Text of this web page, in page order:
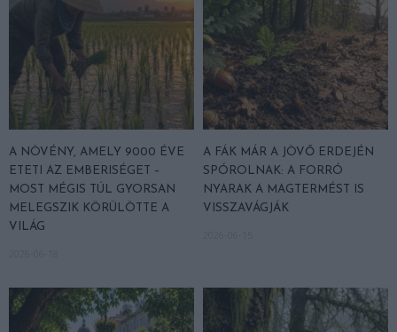
A NÖVÉNY, AMELY 9000 ÉVE
ETETI AZ EMBERISÉGET –
MOST MÉGIS TÚL GYORSAN
MELEGSZIK KÖRÜLÖTTE A
VILÁG
A FÁK MÁR A JÖVŐ ERDEJÉN
SPÓROLNAK: A FORRÓ
NYARAK A MAGTERMÉST IS
VISSZAVÁGJÁK